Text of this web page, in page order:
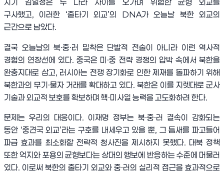
시기 김일성은 두 나라 사이를 오가며 위험한 균형 외교를
구사했고, 이러한 ‘줄타기 외교’의 DNA가 오늘날 북한 외교의
근간으로 남았다.
결국 오늘날의 북·중·러 밀착은 단발적 전술이 아니라 이런 역사적
경험의 연장선에 있다.중국은 미 ·중 전략 경쟁의 압박 속에서 북한을
완충지대로 삼고, 러시아는 전쟁 장기화로 인한 제재를 돌파하기 위해
북한과의 무기 ·물자 거래를 확대하고 있다. 북한은 이를 지렛대로 군사
기술과 외교적 보호를 확보하며 핵·미사일 능력을 고도화하려 한다.
문제는 우리의 대응이다. 이재명 정부는 북·중·러 결속이 강화되는
동안 ‘중견국 외교’라는 구호를 내세우고 있을 뿐, 그 틈새를 파고들어
파급 효과를 최소화할 전략적 청사진을 제시하지 못했다. 대북 정책
또한 억지와 포용의 균형보다는 상대의 행보에 반응하는 수준에 머물러
있다. 이로써 북한의 줄타기 외교와 중·러의 실리적 접근을 효과적으로